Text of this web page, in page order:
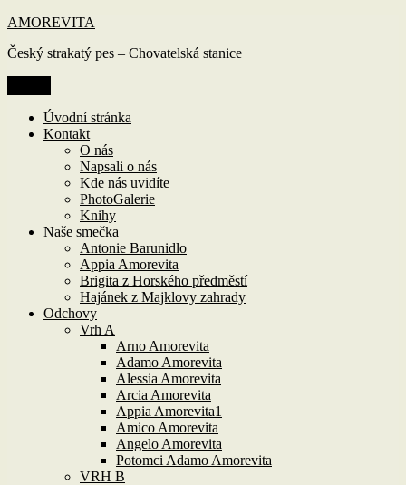
Přejít
obsahu
AMOREVITA
Český strakatý pes – Chovatelská stanice
Úvodní stránka
Kontakt
O nás
Napsali o nás
Kde nás uvidíte
PhotoGalerie
Knihy
Naše smečka
Antonie Barunidlo
Appia Amorevita
Brigita z Horského předměstí
Hajánek z Majklovy zahrady
Odchovy
Vrh A
Arno Amorevita
Adamo Amorevita
Alessia Amorevita
Arcia Amorevita
Appia Amorevita1
Amico Amorevita
Angelo Amorevita
Potomci Adamo Amorevita
VRH B